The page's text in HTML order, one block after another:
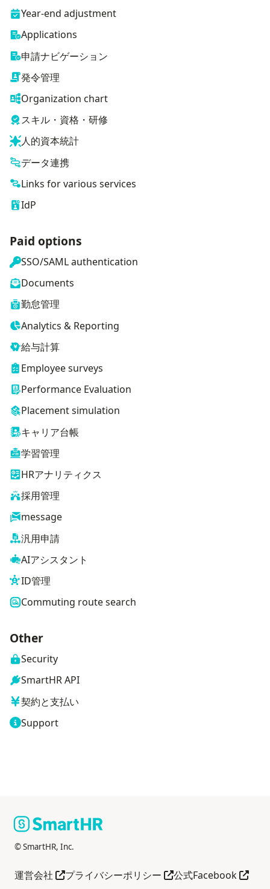
Year-end adjustment
Applications
申請ナビゲーション
発令管理
Organization chart
スキル・資格・研修
人的資本統計
データ連携
Links for various services
IdP
Paid options
SSO/SAML authentication
Documents
勤怠管理
Analytics & Reporting
給与計算
Employee surveys
Performance Evaluation
Placement simulation
キャリア台帳
学習管理
HRアナリティクス
採用管理
message
汎用申請
AIアシスタント
ID管理
Commuting route search
Other
Security
SmartHR API
契約と支払い
Support
© SmartHR, Inc.
運営会社 Open in another tab
プライバシーポリシー Open in another tab
公式FacebookOpen